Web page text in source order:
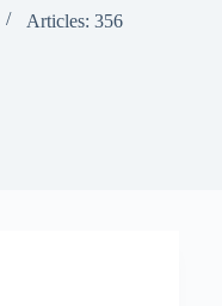
Articles: 356